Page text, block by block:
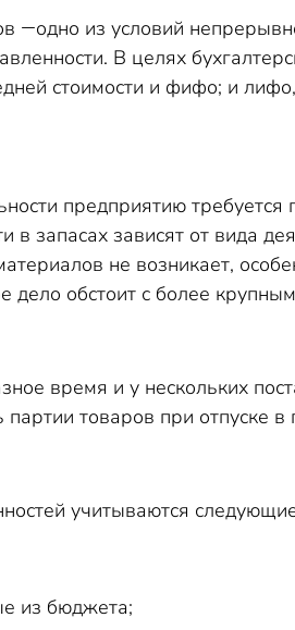
―одно из условий
В целях
стоимости и фифо; и
предприятию
в запасах зависят от вида
не возникает,
обстоит с более
время и у нескольких
товаров при отпуске
учитываются
из бюджета;